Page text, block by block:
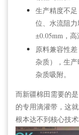
生产精度不
位、水流阻
±0.05mm，
原料兼容性
杂质），生
杂质吸附。
而新疆棉田需要的
的专用滴灌带，这
根本达不到核心技术